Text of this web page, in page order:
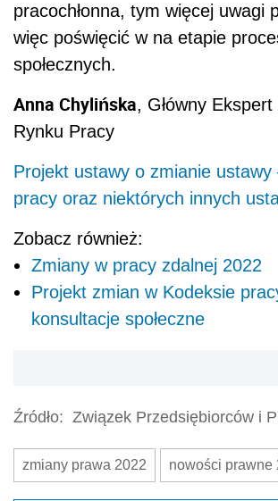
pracochłonna, tym więcej uwagi
więc poświęcić w na etapie
społecznych.
Anna Chylińska, Główny
Rynku Pracy
Projekt ustawy o zmianie ustawy
pracy oraz niektórych innych
Zobacz również:
Zmiany w pracy zdalnej 2022
Projekt zmian w Kodeksie
konsultacje społeczne
Źródło: Związek Przedsiębiorców i
zmiany prawa 2022 nowości prawne